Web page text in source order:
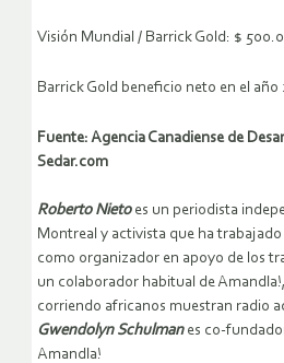
Visión Mundial / Barrick Gold: $
Barrick Gold beneficio neto en el
Fuente: Agencia Canadiense de
Sedar.com
Roberto Nieto es un periodista
Montreal y activista que ha
como organizador en apoyo de los
un colaborador habitual de
corriendo africanos muestran radio
Gwendolyn Schulmanes co-
Amandla!